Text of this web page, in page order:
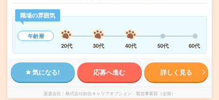
職場の雰囲気
年齢層
20代
30代 40代 50代 60代
気になる! 応募へ進む 詳しく見る
派遣会社 株式会社綜合キャリアオプション 製造事業部（全国）